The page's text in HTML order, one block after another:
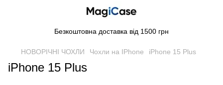
Безкоштовна доставка від 1500 грн
НОВОРІЧНІ ЧОХЛИ Чохли на IPhone iPhone 15 Plus
iPhone 15 Plus